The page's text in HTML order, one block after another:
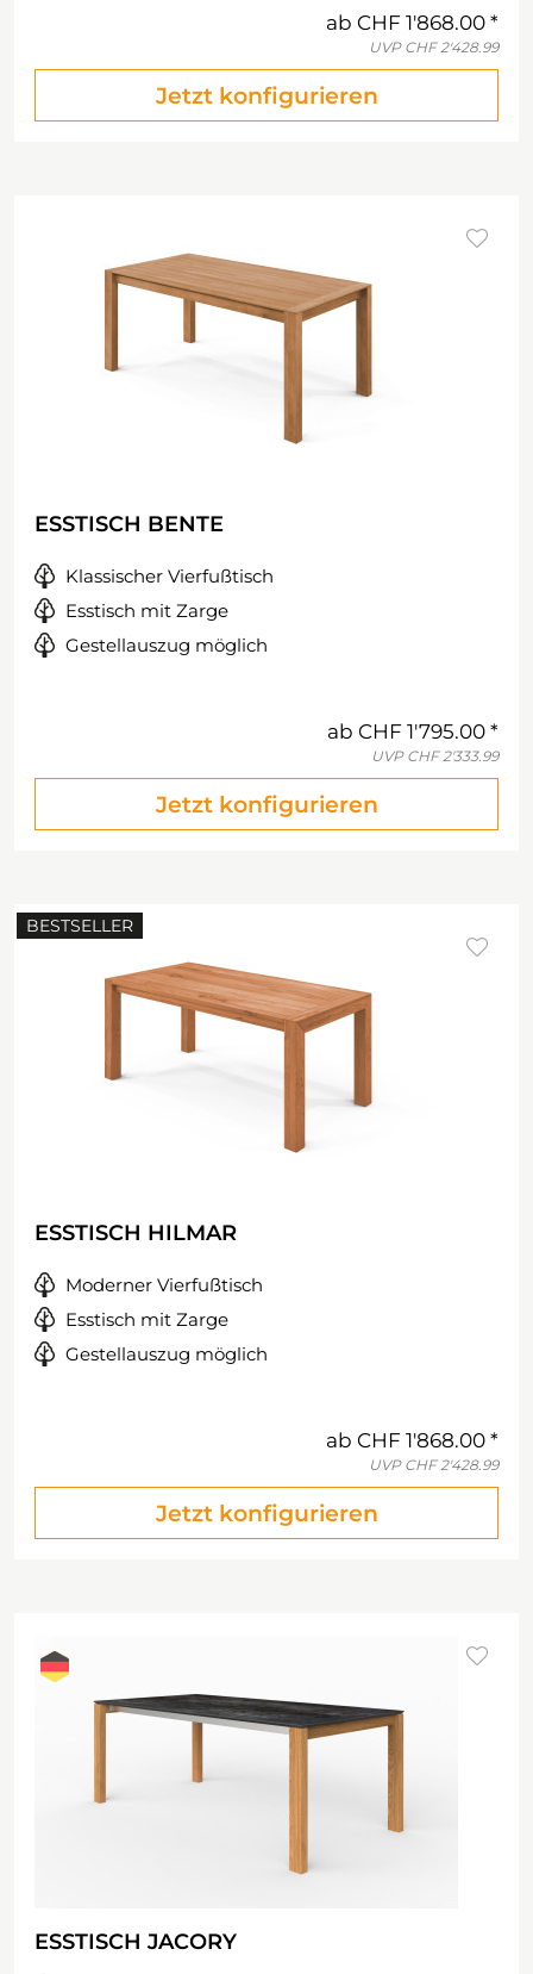
ab CHF 1'868.00
UVP CHF 2'428.99
Jetzt konfigurieren
ESSTISCH BENTE
Klassischer Vierfußtisch
Esstisch mit Zarge
Gestellauszug möglich
ab CHF 1'795.00
UVP CHF 2'333.99
Jetzt konfigurieren
BESTSELLER
ESSTISCH HILMAR
Moderner Vierfußtisch
Esstisch mit Zarge
Gestellauszug möglich
ab CHF 1'868.00
UVP CHF 2'428.99
Jetzt konfigurieren
ESSTISCH JACORY